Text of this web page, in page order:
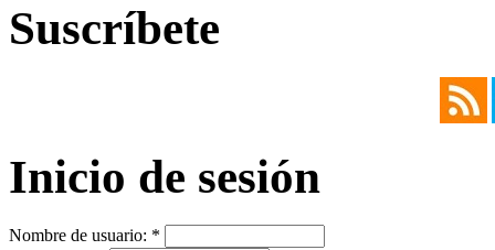
Suscríbete
Inicio de sesión
Nombre de usuario: *